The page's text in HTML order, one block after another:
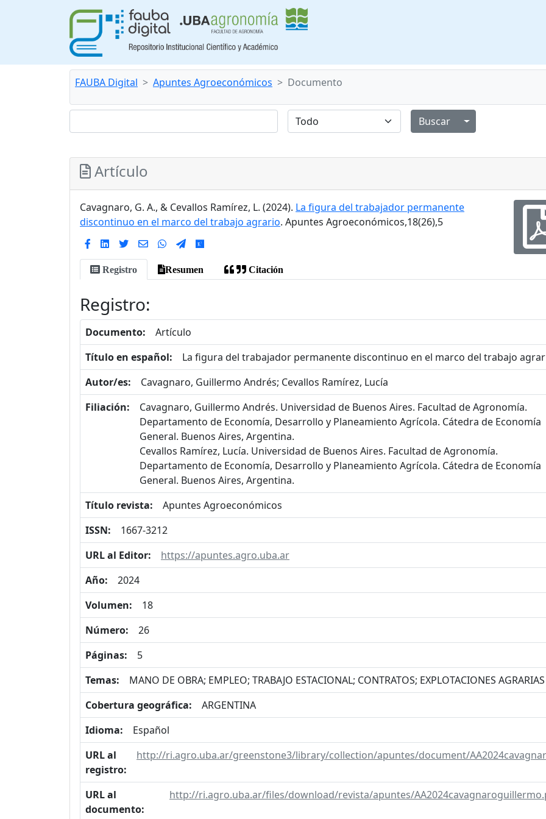
FAUBA Digital Apuntes Agroeconómicos Documento
Alternar menú
Artículo
Cavagnaro, G. A., & Cevallos Ramírez, L. (2024). La figura del trabajador permanente
discontinuo en el marco del trabajo agrario. Apuntes Agroeconómicos,18(26),5
Registro Resumen Citación
Registro:
Documento:
Artículo
Título en español:
La figura del trabajador permanente discontinuo en el marco del trabajo
Autor/es:
Cavagnaro, Guillermo Andrés; Cevallos Ramírez, Lucía
Filiación:
Cavagnaro, Guillermo Andrés. Universidad de Buenos Aires. Facultad de Agronomía.
Departamento de Economía, Desarrollo y Planeamiento Agrícola. Cátedra de Economía
General. Buenos Aires, Argentina.
Cevallos Ramírez, Lucía. Universidad de Buenos Aires. Facultad de Agronomía.
Departamento de Economía, Desarrollo y Planeamiento Agrícola. Cátedra de Economía
General. Buenos Aires, Argentina.
Título revista:
Apuntes Agroeconómicos
ISSN:
1667-3212
URL al Editor:
https://apuntes.agro.uba.ar
Año:
2024
Volumen:
18
Número:
26
Páginas:
5
Temas:
MANO DE OBRA; EMPLEO; TRABAJO ESTACIONAL; CONTRATOS; EXPLOTACIONES AGRARIAS
Cobertura geográfica:
ARGENTINA
Idioma:
Español
URL al
registro:
http://ri.agro.uba.ar/greenstone3/library/collection/apuntes/document/
URL al
documento:
http://ri.agro.uba.ar/files/download/revista/apuntes/